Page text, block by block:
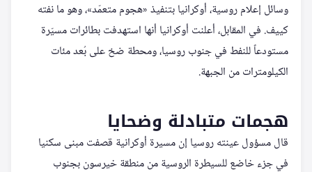
وسائل إعلام روسية، أوكرانيا بتنفيذ «هجوم متعمّد»، وهو ما نفته
كييف. في المقابل، أعلنت أوكرانيا أنها استهدفت بطائرات مسيّرة
مستودعاً للنفط في جنوب روسيا، ومحطة ضخ على بُعد مئات
الكيلومترات من الجبهة.
هجمات متبادلة وضحايا
قال مسؤول عينته روسيا إن مسيرة أوكرانية قصفت مبنى سكنيا
في جزء خاضع للسيطرة الروسية من منطقة خيرسون بجنوب